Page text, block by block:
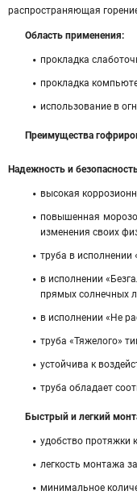
распространяющая
Область применения:
прокладка
прокладка
использование в
Преимущества
Надежность и
высокая
повышенная
изменения своих
труба в исполнении
в исполнении
прямых солнечных
в исполнении «Не
труба «Тяжелого»
устойчива к
труба обладает
Быстрый и легкий
удобство протяжки
легкость монтажа
минимальное